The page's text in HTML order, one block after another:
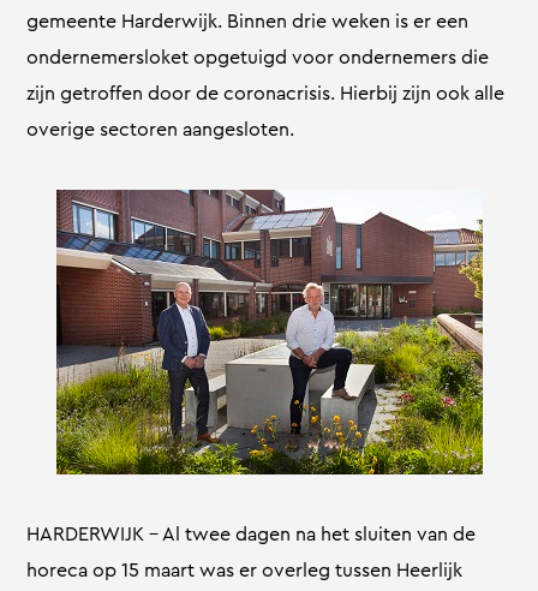
gemeente Harderwijk. Binnen drie weken is er een
ondernemersloket opgetuigd voor ondernemers die
zijn getroffen door de coronacrisis. Hierbij zijn ook alle
overige sectoren aangesloten.
HARDERWIJK – Al twee dagen na het sluiten van de
horeca op 15 maart was er overleg tussen Heerlijk